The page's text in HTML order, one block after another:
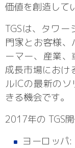
価値を創造して
TGSは、タワ
門家とお客様
ーマー、産業
成長市場におけ
ルICの最新の
きる機会です。
2017年の TGS
ヨーロッパ